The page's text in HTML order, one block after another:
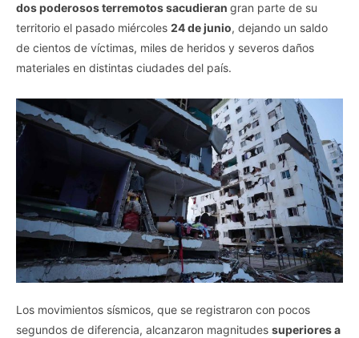
dos poderosos terremotos sacudieran gran parte de su
territorio el pasado miércoles 24 de junio, dejando un saldo
de cientos de víctimas, miles de heridos y severos daños
materiales en distintas ciudades del país.
Los movimientos sísmicos, que se registraron con pocos
segundos de diferencia, alcanzaron magnitudes superiores a